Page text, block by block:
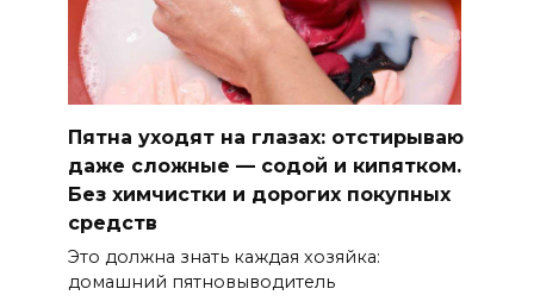
Пятна уходят на глазах: отстирываю
даже сложные — содой и кипятком.
Без химчистки и дорогих покупных
средств
Это должна знать каждая хозяйка:
домашний пятновыводитель